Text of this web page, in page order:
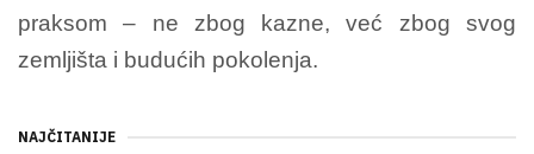
praksom – ne zbog kazne, već zbog svog
zemljišta i budućih pokolenja.
NAJČITANIJE